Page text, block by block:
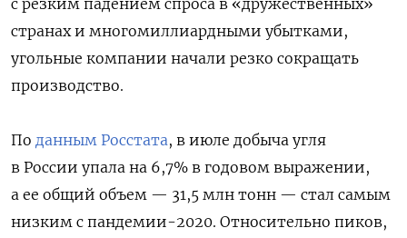
странах и многомиллиардными убытками,
угольные компании начали резко сокращать
производство.
По данным Росстата, в июле добыча угля
в России упала на 6,7% в годовом выражении,
а ее общий объем — 31,5 млн тонн — стал самым
низким с пандемии-2020. Относительно пиков,